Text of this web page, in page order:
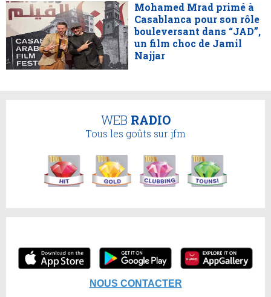
Mohamed Mrad primé à
Casablanca pour son rôle
bouleversant dans “JAD”,
un film choc de Jamil
Najjar
WEB RADIO
Tous les goûts sur jfm
NOUS CONTACTER